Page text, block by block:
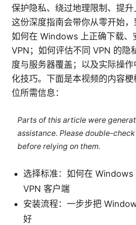
保护隐私、绕过地理限制、提
这份深度指南会带你从零开始，
如何在 Windows 上正确下载、
VPN；如何评估不同 VPN 的隐
度与服务器覆盖；以及实际操
化技巧。下面是本视频的内容
位所需信息：
Parts of this article were
assistance. Please double-
before relying on them.
选择标准：如何在 Windows
VPN 客户端
安装流程：一步步把
好